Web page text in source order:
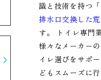
識と技術を持つ
排水口交換した
す。 トイレ専門
様々なメーカー
イレ選びをサポ
どもスムーズに